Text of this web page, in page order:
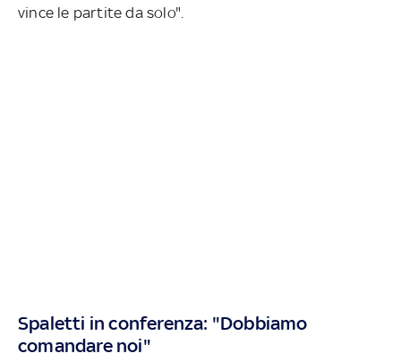
vince le partite da solo".
Spaletti in conferenza: "Dobbiamo
comandare noi"